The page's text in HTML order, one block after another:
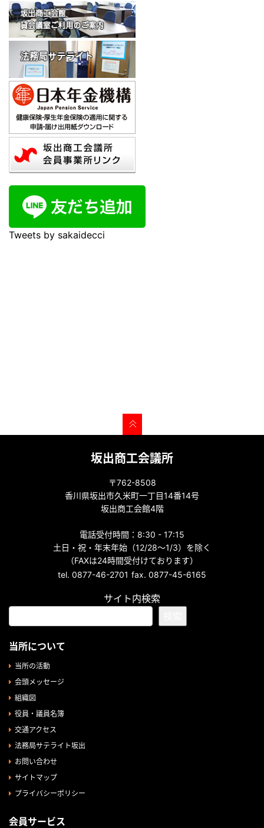
Tweets by sakaidecci
坂出商工会議所
〒762-8508
香川県坂出市久米町一丁目14番14号
坂出商工会館4階
電話受付時間：8:30 - 17:15
土日・祝・年末年始（12/28～1/3）を除く
（FAXは24時間受付けております）
tel. 0877-46-2701 fax. 0877-45-6165
サイト内検索
当所について
当所の活動
会頭メッセージ
組織図
役員・議員名簿
交通アクセス
法務局サテライト坂出
お問い合わせ
サイトマップ
プライバシーポリシー
会員サービス